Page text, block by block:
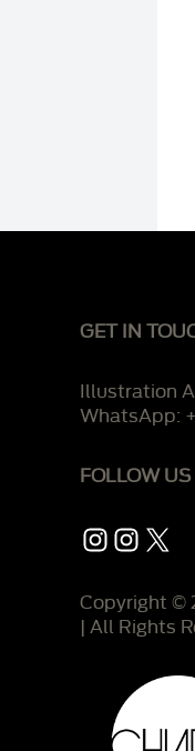
GET IN
Illustration
WhatsApp:
FOLLOW
Instagram
Instagram
X
Copyright ©
| All Rights